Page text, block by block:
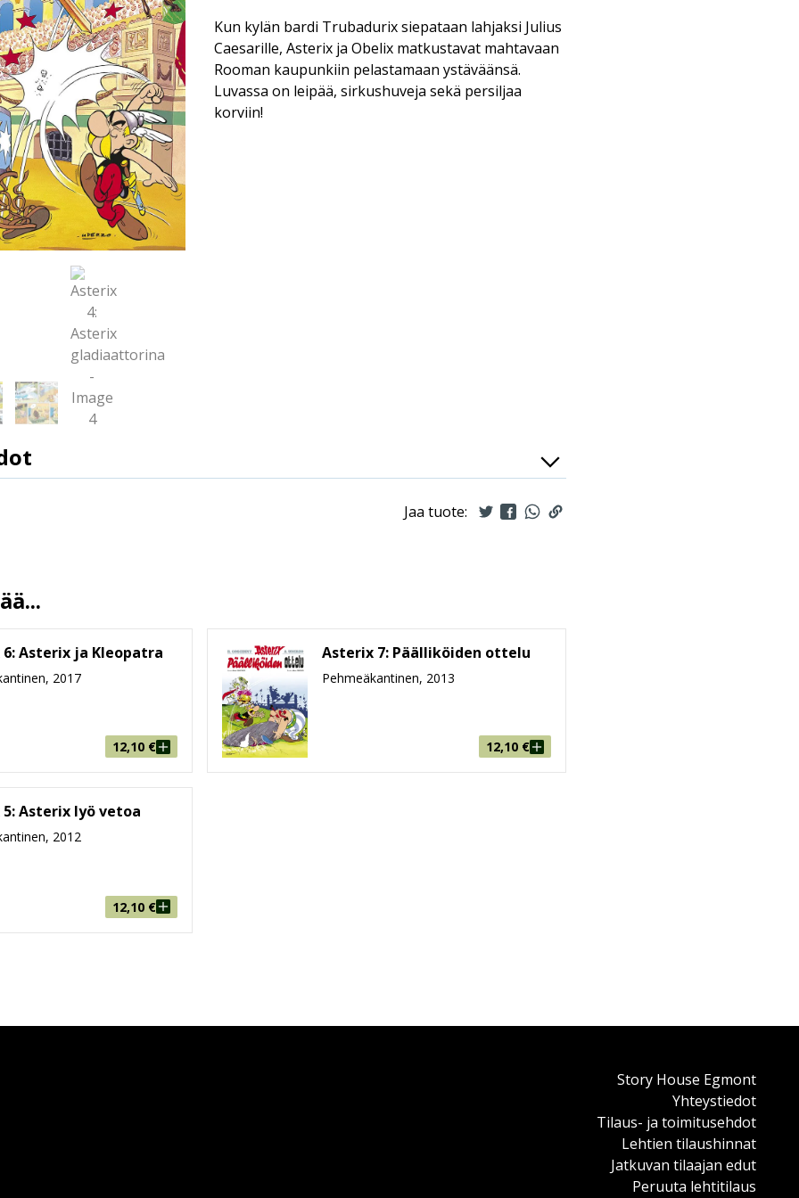
Kun kylän bardi Trubadurix siepataan lahjaksi Julius
Caesarille, Asterix ja Obelix matkustavat mahtavaan
Rooman kaupunkiin pelastamaan ystäväänsä.
Luvassa on leipää, sirkushuveja sekä persiljaa
korviin!
9789523340725
48
214 mm * 285 mm * 5 mm
Jaa tuote:
Asterix ja Kleopatra
2017
12,10 €
Asterix 7: Päälliköiden ottelu
Pehmeäkantinen, 2013
12,10 €
Asterix lyö vetoa
2012
12,10 €
Story House Egmont
Yhteystiedot
Tilaus- ja toimitusehdot
Lehtien tilaushinnat
Jatkuvan tilaajan edut
Peruuta lehtitilaus